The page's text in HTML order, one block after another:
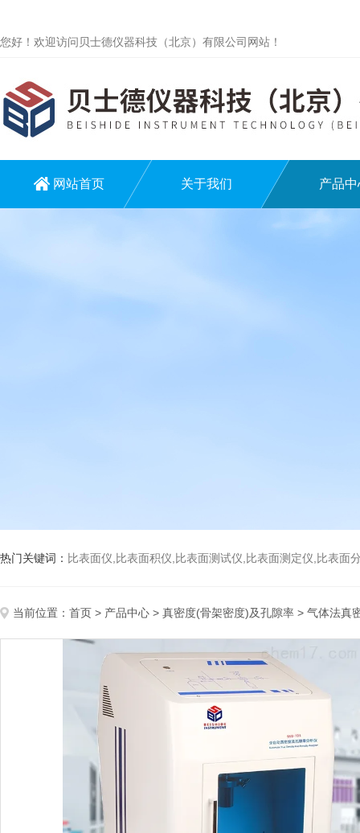
您好！欢迎访问贝士德仪器科技（北京）有限公司网站！
网站首页 关于我们 产品中
热门关键词： 比表面仪,比表面积仪,比表面测试仪,比表面测定仪,比表面分析仪,比表
当前位置： 首页 > 产品中心 > 真密度(骨架密度)及孔隙率 > 气体法真